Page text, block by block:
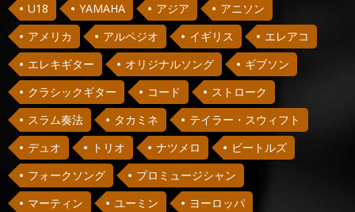
U18
YAMAHA アジア
アニソン
アメリカ
アルペジオ イギリス
エレアコ
エレキギター
オリジナルソング
ギブソン
クラシックギター
コード
ストローク
スラム奏法
タカミネ
テイラー・スウィフト
デュオ
トリオ ナツメロ
ビートルズ
フォークソング
プロミュージシャン
マーティン
ユーミン
ヨーロッパ